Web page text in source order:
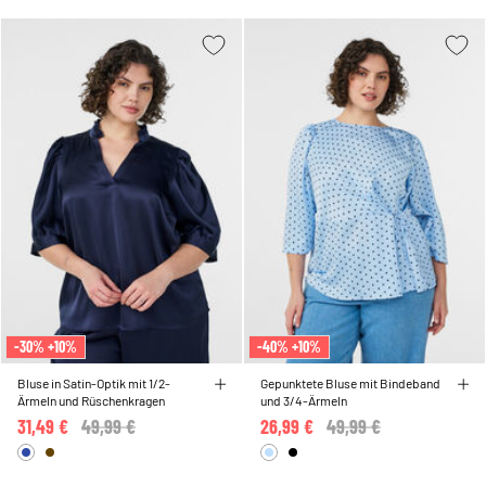
-30% +10%
Bluse in Satin-Optik mit 1/2-
Ärmeln und Rüschenkragen
Price reduced from
49,99 €
31,49 €
-40% +10%
Gepunktete Bluse mit Bindeband
und 3/4-Ärmeln
Price reduced from
49,99 €
26,99 €